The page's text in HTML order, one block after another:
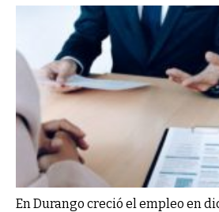
En Durango creció el empleo en